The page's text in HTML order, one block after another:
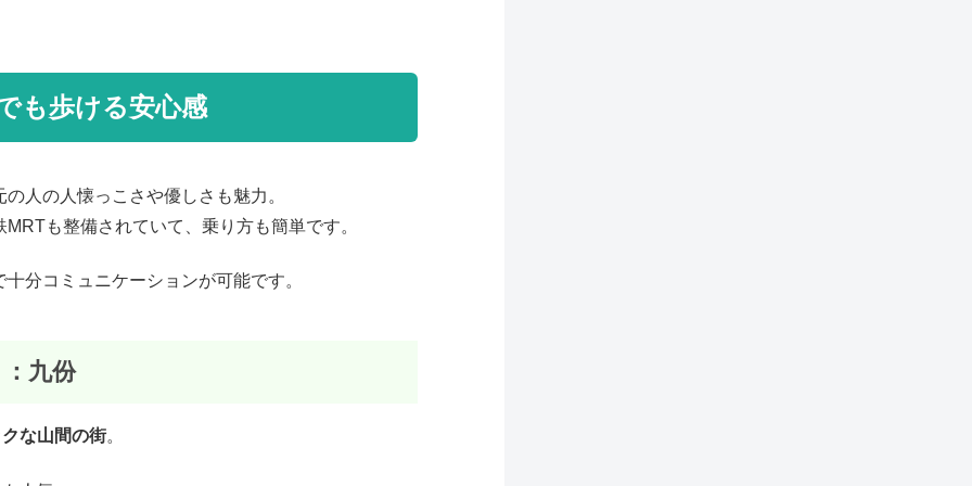
も歩ける安心感
人の人懐っこさや優しさも魅力。
も整備されていて、乗り方も簡単です。
分コミュニケーションが可能です。
九份
な山間の街。